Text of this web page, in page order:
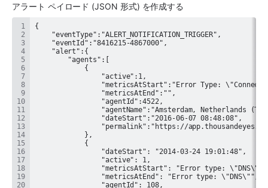
アラート ペイロード (JSON 形式) を作成する